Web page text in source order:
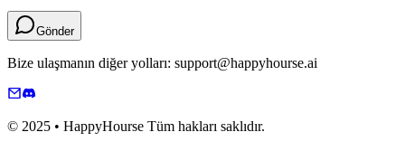
Gönder
Bize ulaşmanın diğer yolları: support@happyhourse.ai
© 2025 • HappyHourse Tüm hakları saklıdır.